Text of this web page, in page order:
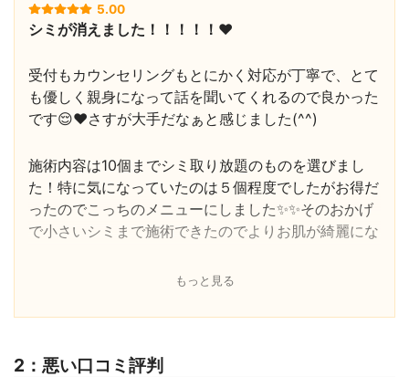
5.00
シミが消えました！！！！！❤️
受付もカウンセリングもとにかく対応が丁寧で、とて
も優しく親身になって話を聞いてくれるので良かった
です😌❤️さすが大手だなぁと感じました(^^)
施術内容は10個までシミ取り放題のものを選びまし
た！特に気になっていたのは５個程度でしたがお得だ
ったのでこっちのメニューにしました✨✨そのおかげ
で小さいシミまで施術できたのでよりお肌が綺麗にな
気になっていた大きめのシミは1回での除去は難しか
なので2回目は気になるところだけ施術してもらっ
もっと見る
2：悪い口コミ評判